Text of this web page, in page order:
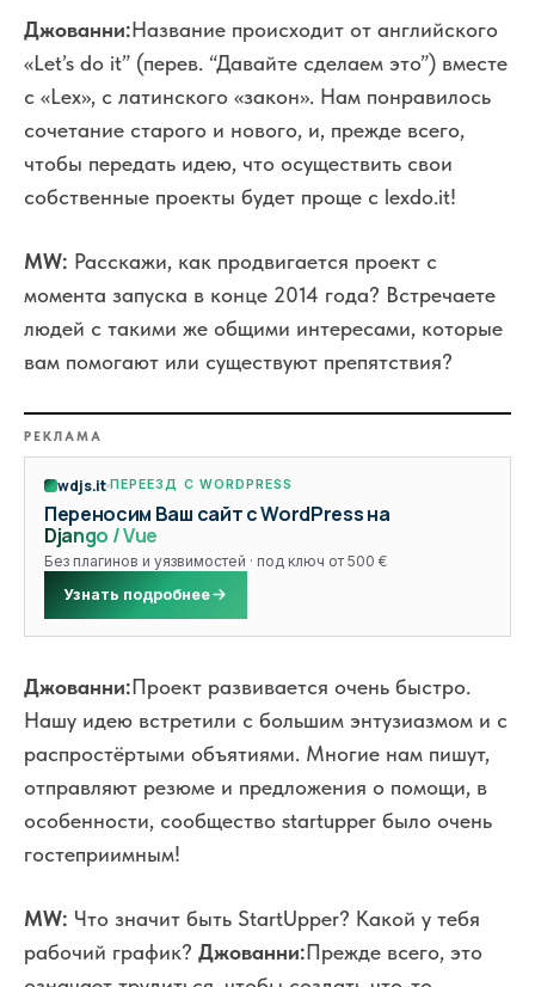
Джованни:Название происходит от английского
«Let’s do it” (перев. “Давайте сделаем это”) вместе
с «Lex», с латинского «закон». Нам понравилось
сочетание старого и нового, и, прежде всего,
чтобы передать идею, что осуществить свои
собственные проекты будет проще с lexdo.it!
MW: Расскажи, как продвигается проект с
момента запуска в конце 2014 года? Встречаете
людей с такими же общими интересами, которые
вам помогают или существуют препятствия?
РЕКЛАМА
wdjs.it ПЕРЕЕЗД С WORDPRESS
Переносим Ваш сайт с WordPress на
Django / Vue
Без плагинов и уязвимостей · под ключ от 500 €
Узнать подробнее
Джованни:Проект развивается очень быстро.
Нашу идею встретили с большим энтузиазмом и с
распростёртыми объятиями. Многие нам пишут,
отправляют резюме и предложения о помощи, в
особенности, сообщество startupper было очень
гостеприимным!
MW: Что значит быть StartUpper? Какой у тебя
рабочий график? Джованни:Прежде всего, это